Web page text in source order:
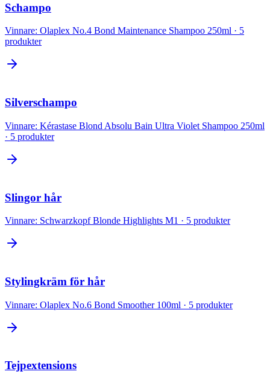
Schampo
Vinnare: Olaplex No.4 Bond Maintenance Shampoo 250ml · 5
produkter
Silverschampo
Vinnare: Kérastase Blond Absolu Bain Ultra Violet Shampoo 250ml
· 5 produkter
Slingor hår
Vinnare: Schwarzkopf Blonde Highlights M1 · 5 produkter
Stylingkräm för hår
Vinnare: Olaplex No.6 Bond Smoother 100ml · 5 produkter
Tejpextensions